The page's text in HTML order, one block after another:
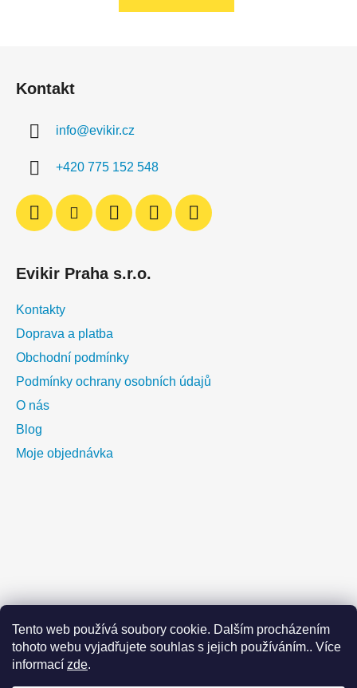
Tento web používá soubory cookie. Dalším procházením
tohoto webu vyjadřujete souhlas s jejich používáním.. Více
informací zde.
Vážení zákazníci,dovolujeme si vás upozornit na celozávondí
Kontakt
info@evikir.cz
+420 775 152 548
Evikir Praha s.r.o.
Kontakty
Doprava a platba
Obchodní podmínky
Podmínky ochrany osobních údajů
O nás
Blog
Moje objednávka